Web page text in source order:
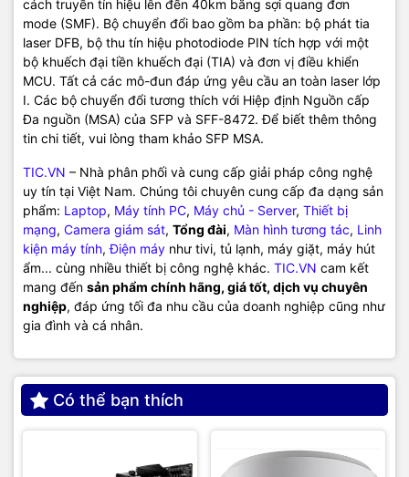
cách truyền tín hiệu lên đến 40km bằng sợi quang đơn
mode (SMF). Bộ chuyển đổi bao gồm ba phần: bộ phát tia
laser DFB, bộ thu tín hiệu photodiode PIN tích hợp với một
bộ khuếch đại tiền khuếch đại (TIA) và đơn vị điều khiển
MCU. Tất cả các mô-đun đáp ứng yêu cầu an toàn laser lớp
I. Các bộ chuyển đổi tương thích với Hiệp định Nguồn cấp
Đa nguồn (MSA) của SFP và SFF-8472. Để biết thêm thông
tin chi tiết, vui lòng tham khảo SFP MSA.
TIC.VN – Nhà phân phối và cung cấp giải pháp công nghệ
uy tín tại Việt Nam. Chúng tôi chuyên cung cấp đa dạng sản
phẩm: Laptop, Máy tính PC, Máy chủ - Server, Thiết bị
mạng, Camera giám sát, Tổng đài, Màn hình tương tác, Linh
kiện máy tính,Điện máy như tivi, tủ lạnh, máy giặt, máy hút
ẩm... cùng nhiều thiết bị công nghệ khác. TIC.VN cam kết
mang đến sản phẩm chính hãng, giá tốt, dịch vụ chuyên
nghiệp, đáp ứng tối đa nhu cầu của doanh nghiệp cũng như
gia đình và cá nhân.
Có thể bạn thích